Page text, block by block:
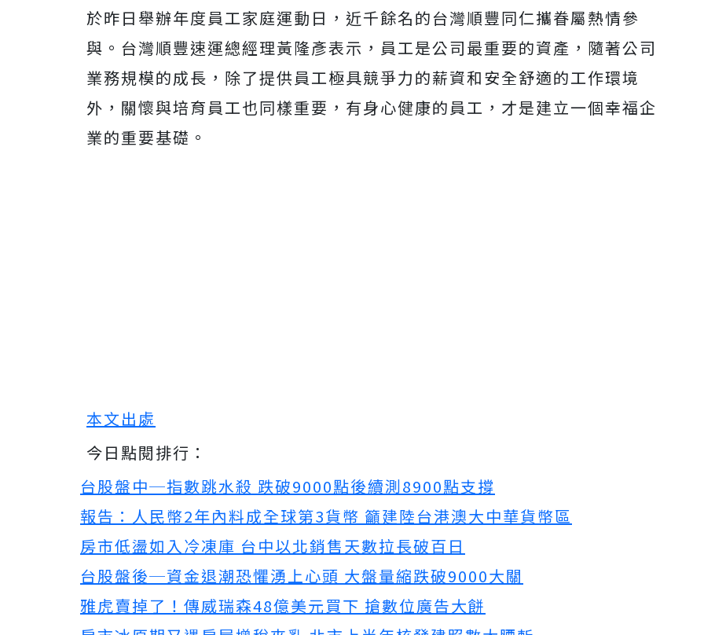
於昨日舉辦年度員工家庭運動日，近千餘名的台灣順豐同仁攜眷屬熱情參
與。台灣順豐速運總經理黃隆彥表示，員工是公司最重要的資產，隨著公司
業務規模的成長，除了提供員工極具競爭力的薪資和安全舒適的工作環境
外，關懷與培育員工也同樣重要，有身心健康的員工，才是建立一個幸福企
業的重要基礎。
本文出處
今日點閱排行：
台股盤中─指數跳水殺 跌破9000點後續測8900點支撐
報告：人民幣2年內料成全球第3貨幣 籲建陸台港澳大中華貨幣區
房市低盪如入冷凍庫 台中以北銷售天數拉長破百日
台股盤後─資金退潮恐懼湧上心頭 大盤量縮跌破9000大關
雅虎賣掉了！傳威瑞森48億美元買下 搶數位廣告大餅